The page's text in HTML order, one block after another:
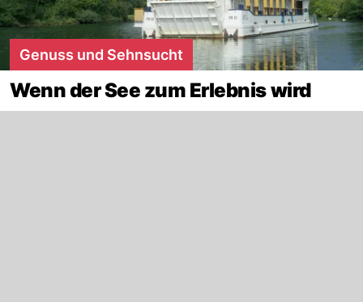
Genuss und Sehnsucht
Wenn der See zum Erlebnis wird